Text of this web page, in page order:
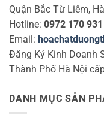
Quận Bắc Từ Liêm,
Hotline: 0972 170 931
Email:
Đăng Ký Kinh Doanh
Thành Phố Hà Nội
DANH MỤC SẢN